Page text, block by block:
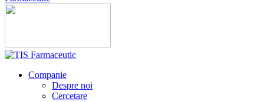
Companie
Despre noi
Cercetare